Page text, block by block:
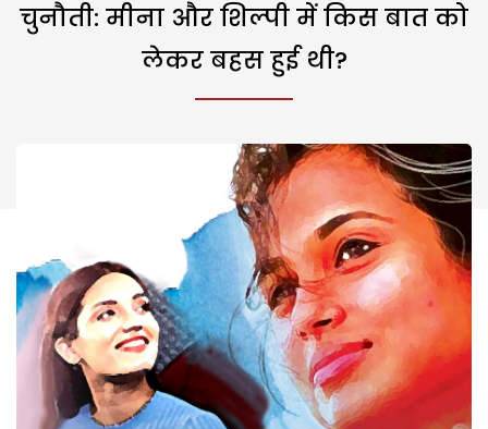
चुनौती: मीना और शिल्पी में किस बात को
लेकर बहस हुई थी?